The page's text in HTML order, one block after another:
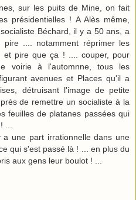
sur les puits de Mine, on fait
présidentielles ! A Alès même,
Béchard, il y a 50 ans, a
.... notamment réprimer les
et pire que ça ! .... couper, pour
voirie à l'automnne, tous les
avenues et Places qu'il a
détruisant l'image de petite
de remettre un socialiste à la
feuilles de platanes passées qui
une part irrationnelle dans une
qui s'est passé là ! ... en plus du
aux gens leur boulot ! ...